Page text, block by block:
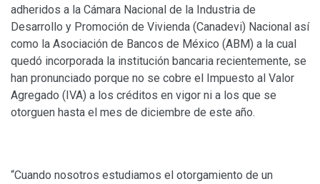
adheridos a la Cámara Nacional de la Industria de
Desarrollo y Promoción de Vivienda (Canadevi) Nacional así
como la Asociación de Bancos de México (ABM) a la cual
quedó incorporada la institución bancaria recientemente, se
han pronunciado porque no se cobre el Impuesto al Valor
Agregado (IVA) a los créditos en vigor ni a los que se
otorguen hasta el mes de diciembre de este año.
“Cuando nosotros estudiamos el otorgamiento de un